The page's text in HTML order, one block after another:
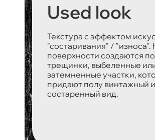
Used look
Текстура с эффектом
"состаривания" / "износа".
поверхности создаются
трещинки, выбеленные
затемненные участки,
придают полу винтажный
состаренный вид.